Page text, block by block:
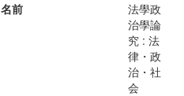
名前
法學政
治學論
究 : 法
律・政
治・社
会